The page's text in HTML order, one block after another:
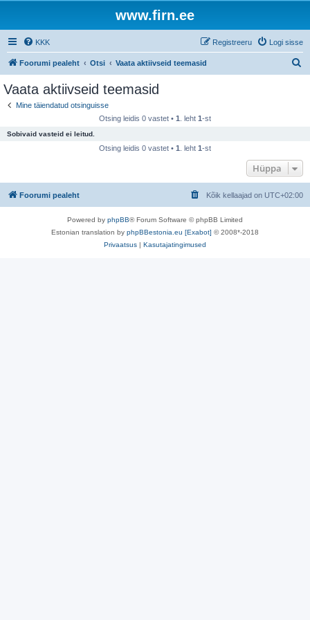
www.firn.ee
KKK Logi sisse
Registreeru
Foorumi pealeht Otsi Vaata aktiivseid teemasid
Vaata aktiivseid teemasid
Mine täiendatud otsinguisse
Otsing leidis 0 vastet • 1 . leht 1-st
Sobivaid vasteid ei leitud.
Otsing leidis 0 vastet • 1 . leht 1-st
Hüppa
Foorumi pealeht Kõik kellaajad on UTC+02:00
Powered by phpBB® Forum Software © phpBB Limited
Estonian translation by phpBBestonia.eu [Exabot] © 2008*-2018
Privaatsus | Kasutajatingimused